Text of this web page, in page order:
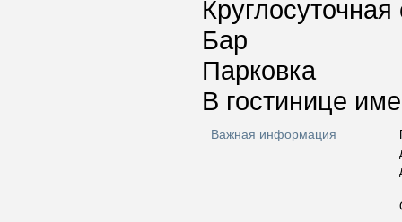
Бар
Парковка
В гостинице
Важная информация